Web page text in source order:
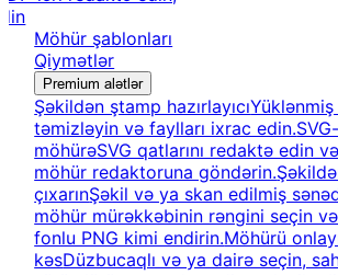
Möhür şablonları
Qiymətlər
Premium alətlər
Şəkildən ştamp hazırlayıcı
təmizləyin və faylları ixrac edin.
möhürəSVG qatlarını redaktə edin
möhür redaktoruna göndərin.
çıxarınŞəkil və ya skan edilmiş
möhür mürəkkəbinin rəngini seçin
fonlu PNG kimi endirin.Möhürü
kəsDüzbucaqlı və ya dairə seçin,